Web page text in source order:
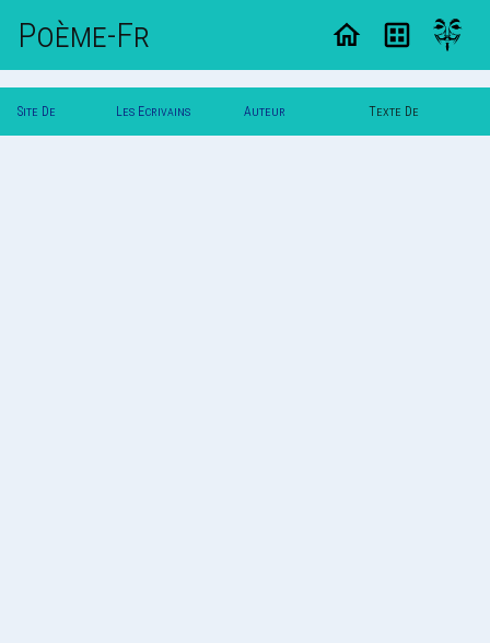
Poème-Fr
Site De Les Ecrivains Auteur Texte De